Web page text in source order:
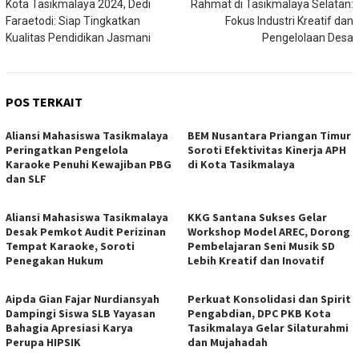
Kota Tasikmalaya 2024, Dedi
Faraetodi: Siap Tingkatkan
Kualitas Pendidikan Jasmani
Rahmat di Tasikmalaya Selatan:
Fokus Industri Kreatif dan
Pengelolaan Desa
POS TERKAIT
Aliansi Mahasiswa Tasikmalaya
Peringatkan Pengelola
Karaoke Penuhi Kewajiban PBG
dan SLF
BEM Nusantara Priangan Timur
Soroti Efektivitas Kinerja APH
di Kota Tasikmalaya
Aliansi Mahasiswa Tasikmalaya
Desak Pemkot Audit Perizinan
Tempat Karaoke, Soroti
Penegakan Hukum
KKG Santana Sukses Gelar
Workshop Model AREC, Dorong
Pembelajaran Seni Musik SD
Lebih Kreatif dan Inovatif
Aipda Gian Fajar Nurdiansyah
Dampingi Siswa SLB Yayasan
Bahagia Apresiasi Karya
Perupa HIPSIK
Perkuat Konsolidasi dan Spirit
Pengabdian, DPC PKB Kota
Tasikmalaya Gelar Silaturahmi
dan Mujahadah